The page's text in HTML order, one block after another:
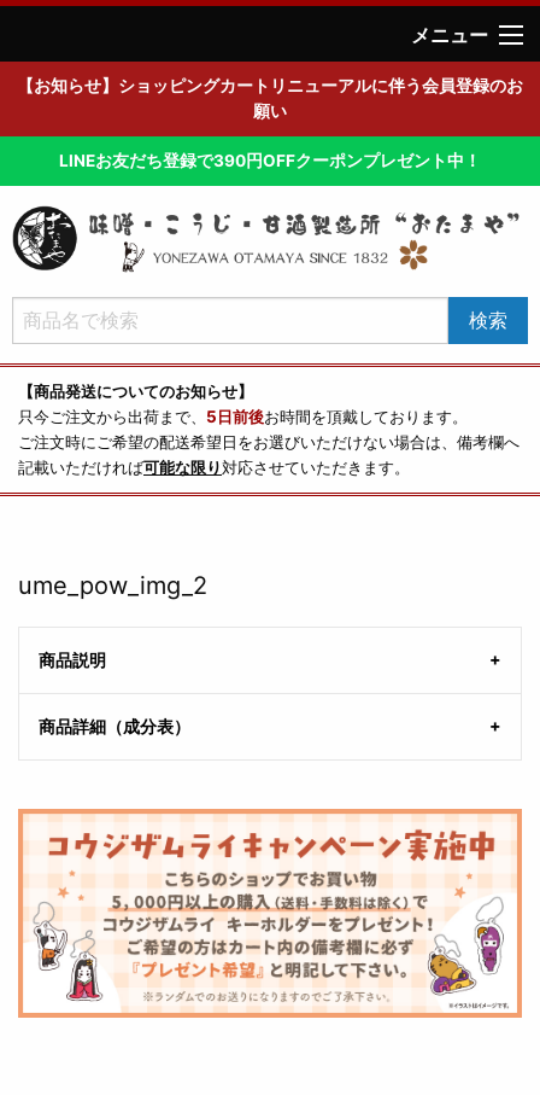
メニュー
【お知らせ】ショッピングカートリニューアルに伴う会員登録のお
願い
LINEお友だち登録で390円OFFクーポンプレゼント中！
【商品発送についてのお知らせ】
只今ご注文から出荷まで、 5日前後お時間を頂戴しております。
ご注文時にご希望の配送希望日をお選びいただけない場合は、備考欄へ
記載いただければ可能な限り対応させていただきます。
ume_pow_img_2
商品説明
商品詳細（成分表）